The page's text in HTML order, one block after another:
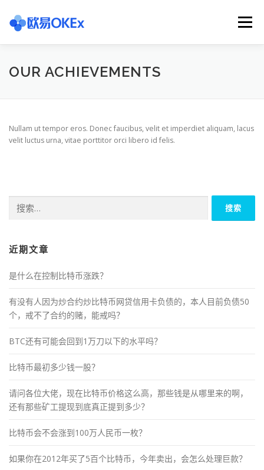
content
Menu
欧意交易所 关于欧意OKX 欧意APP下载
OUR ACHIEVEMENTS
Nullam ut tempor eros. Donec faucibus, velit et imperdiet aliquam, lacus
velit luctus urna, vitae porttitor orci libero id felis.
索：
近期文章
是什么在控制比特币涨跌？
有没有人因为炒合约炒比特币网贷信用卡负债的，本人目前负债50
个，戒不了合约的赌，能戒吗？
BTC还有可能会回到1万刀以下的水平吗？
比特币最初多少钱一股？
请问各位大佬，现在比特币价格这么高，那些钱是从哪里来的啊，
还有那些矿工提现到底真正提到多少？
比特币会不会涨到100万人民币一枚？
如果你在2012年买了5百个比特币，今年卖出，会怎么处理巨款？